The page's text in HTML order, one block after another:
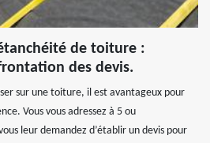
de toiture :
des devis.
sur une toiture, il est avantageux pour
Vous vous adressez à 5 ou
leur demandez d’établir un devis pour